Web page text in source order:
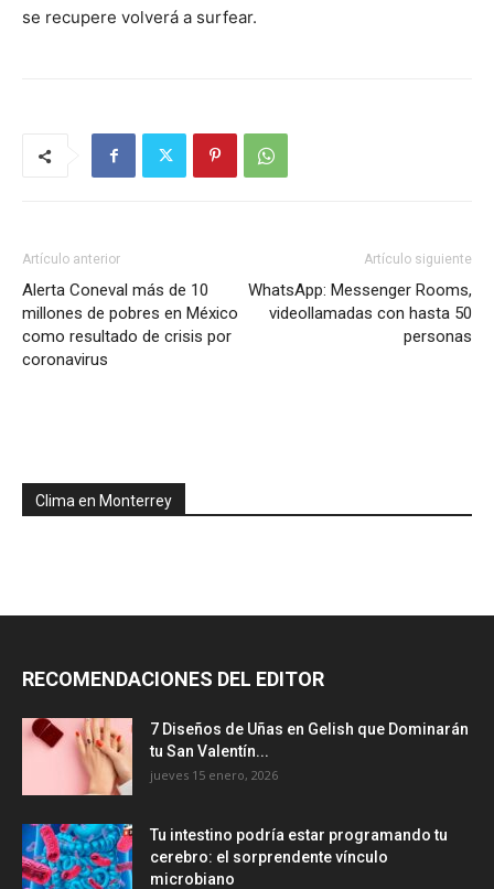
se recupere volverá a surfear.
Artículo anterior
Alerta Coneval más de 10
millones de pobres en México
como resultado de crisis por
coronavirus
Artículo siguiente
WhatsApp: Messenger Rooms,
videollamadas con hasta 50
personas
Clima en Monterrey
RECOMENDACIONES DEL EDITOR
7 Diseños de Uñas en Gelish que Dominarán
tu San Valentín...
jueves 15 enero, 2026
Tu intestino podría estar programando tu
cerebro: el sorprendente vínculo
microbiano